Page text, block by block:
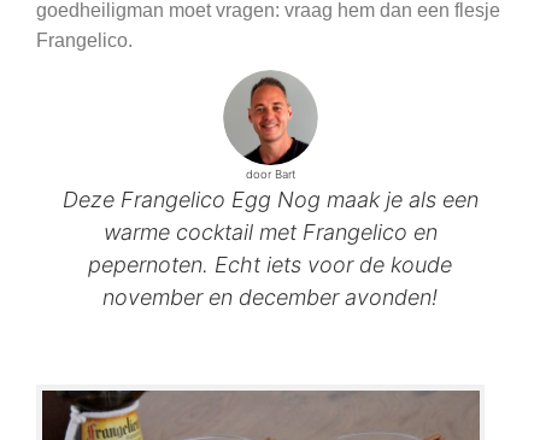
door Bart
Deze Frangelico Egg Nog maak je als een
warme cocktail met Frangelico en
pepernoten. Echt iets voor de koude
november en december avonden!
goedheiligman moet vragen: vraag hem dan een flesje
Frangelico.